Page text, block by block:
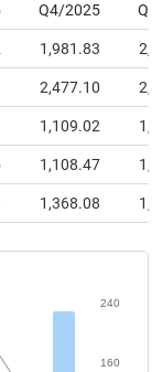
Q4/2025
1,981.83
2,477.10
1,109.02
1,108.47
1,368.08
160
240